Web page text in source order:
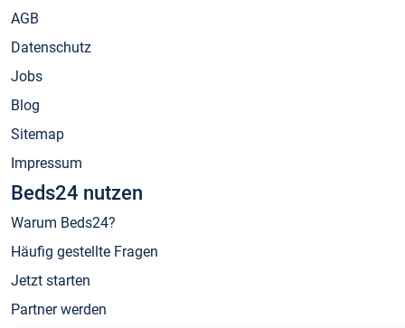
AGB
Datenschutz
Jobs
Blog
Sitemap
Impressum
Beds24 nutzen
Warum Beds24?
Häufig gestellte Fragen
Jetzt starten
Partner werden